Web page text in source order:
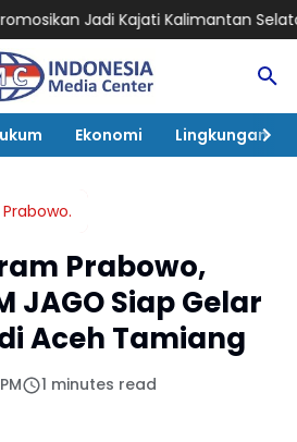
Kalimantan Selatan, Bawa
Ekonomi Lingkungan
Prabowo,
JAGO Siap Gelar
Aceh Tamiang
1 minutes read